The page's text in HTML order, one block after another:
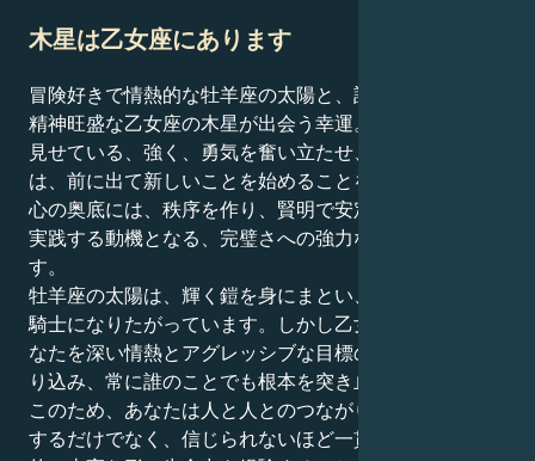
木星は乙女座にあります
冒険好きで情熱的な牡羊座の太陽と、計画的でサービス
精神旺盛な乙女座の木星が出会う幸運。あなたが世間に
見せている、強く、勇気を奮い立たせ、積極的な個人
は、前に出て新しいことを始めることを楽しみますが、
心の奥底には、秩序を作り、賢明で安定した拡大方法を
実践する動機となる、完璧さへの強力な衝動がありま
す。
牡羊座の太陽は、輝く鎧を身にまとい、戦いに駆け出す
騎士になりたがっています。しかし乙女座の木星は、あ
なたを深い情熱とアグレッシブな目標の領域へと引きず
り込み、常に誰のことでも根本を突き止めようとする。
このため、あなたは人と人とのつながりの力強さを理解
するだけでなく、信じられないほど一貫性があり、保護